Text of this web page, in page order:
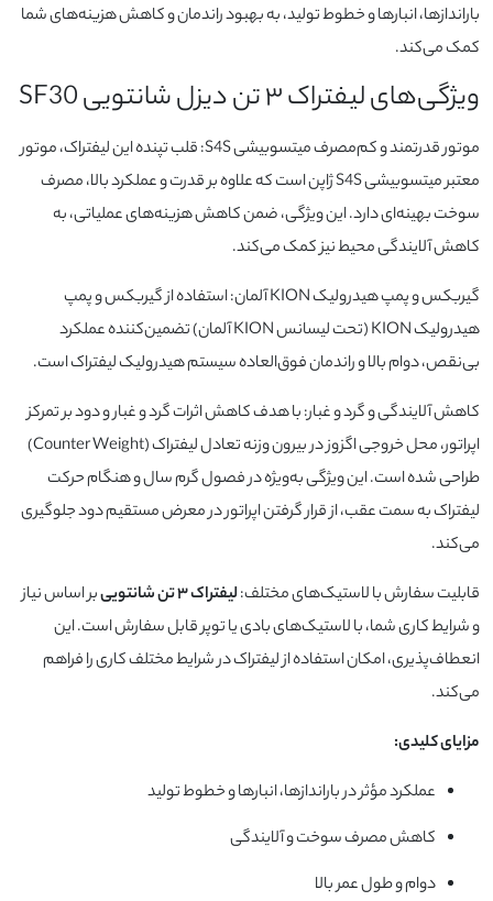
باراندازها، انبارها و خطوط تولید، به بهبود راندمان و کاهش هزینه‌های شما
کمک می‌کند.
ویژگی‌های لیفتراک ۳ تن دیزل شانتویی SF30
موتور قدرتمند و کم‌مصرف میتسوبیشی S4S: قلب تپنده این لیفتراک، موتور
معتبر میتسوبیشی S4S ژاپن است که علاوه بر قدرت و عملکرد بالا، مصرف
سوخت بهینه‌ای دارد. این ویژگی، ضمن کاهش هزینه‌های عملیاتی، به
کاهش آلایندگی محیط نیز کمک می‌کند.
گیربکس و پمپ هیدرولیک KION آلمان: استفاده از گیربکس و پمپ
هیدرولیک KION (تحت لیسانس KION آلمان) تضمین‌کننده عملکرد
بی‌نقص، دوام بالا و راندمان فوق‌العاده سیستم هیدرولیک لیفتراک است.
کاهش آلایندگی و گرد و غبار: با هدف کاهش اثرات گرد و غبار و دود بر تمرکز
اپراتور، محل خروجی اگزوز در بیرون وزنه تعادل لیفتراک (Counter Weight)
طراحی شده است. این ویژگی به‌ویژه در فصول گرم سال و هنگام حرکت
لیفتراک به سمت عقب، از قرار گرفتن اپراتور در معرض مستقیم دود جلوگیری
می‌کند.
قابلیت سفارش با لاستیک‌های مختلف:لیفتراک ۳ تن شانتویی
بر اساس نیاز
و شرایط کاری شما، با لاستیک‌های بادی یا توپر قابل سفارش است. این
انعطاف‌پذیری، امکان استفاده از لیفتراک در شرایط مختلف کاری را فراهم
می‌کند.
مزایای کلیدی:
عملکرد مؤثر در باراندازها، انبارها و خطوط تولید
کاهش مصرف سوخت و آلایندگی
دوام و طول عمر بالا